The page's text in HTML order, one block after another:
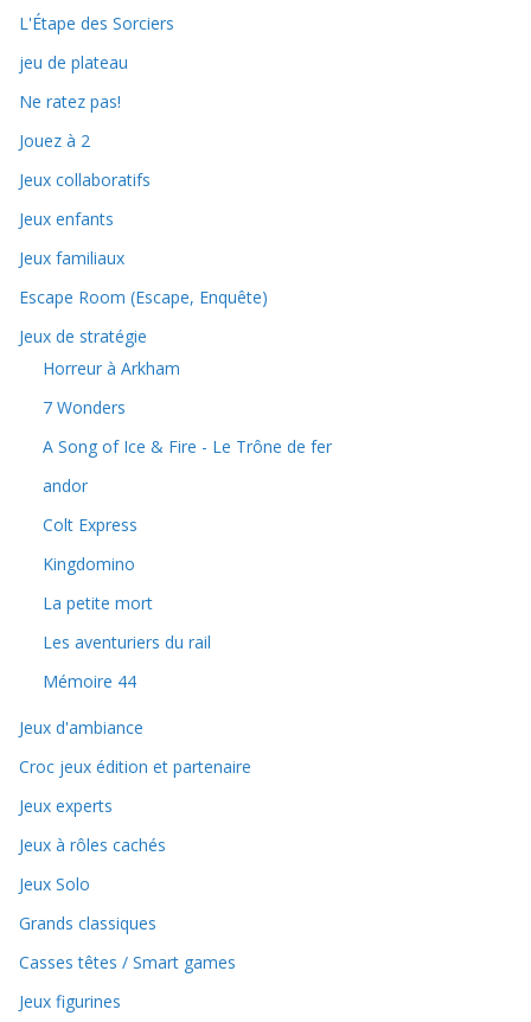
L'Étape des Sorciers
jeu de plateau
Ne ratez pas!
Jouez à 2
Jeux collaboratifs
Jeux enfants
Jeux familiaux
Escape Room (Escape, Enquête)
Jeux de stratégie
Horreur à Arkham
7 Wonders
A Song of Ice & Fire - Le Trône de fer
andor
Colt Express
Kingdomino
La petite mort
Les aventuriers du rail
Mémoire 44
Jeux d'ambiance
Croc jeux édition et partenaire
Jeux experts
Jeux à rôles cachés
Jeux Solo
Grands classiques
Casses têtes / Smart games
Jeux figurines